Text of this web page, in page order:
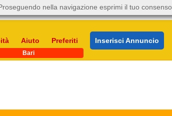
Aiuto Preferiti Inserisci Annuncio
Bari
nella navigazione esprimi il tuo consenso.